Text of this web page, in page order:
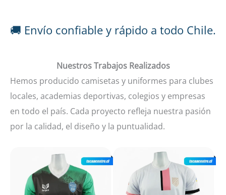
🚚 Envío confiable y rápido a todo Chile.
Nuestros Trabajos Realizados
Hemos producido camisetas y uniformes para clubes
locales, academias deportivas, colegios y empresas
en todo el país. Cada proyecto refleja nuestra pasión
por la calidad, el diseño y la puntualidad.